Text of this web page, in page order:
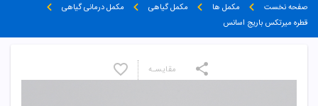
صفحه نخست مکمل ها مکمل گیاهی
مکمل درمانی گیاهی
قطره میرتکس باریج اسانس
مقایسـه